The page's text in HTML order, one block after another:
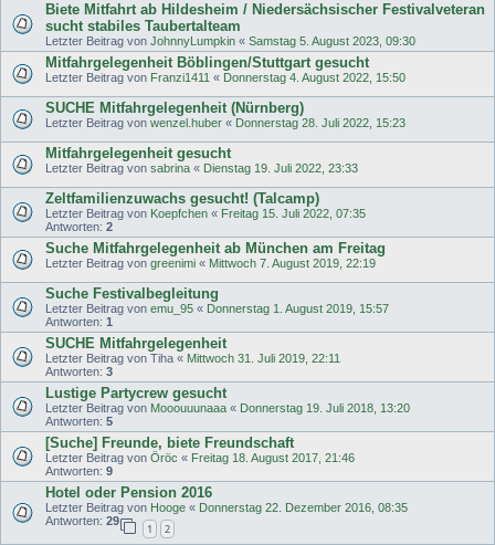
Biete Mitfahrt ab Hildesheim / Niedersächsischer Festivalveteran
sucht stabiles Taubertalteam
Letzter Beitrag von JohnnyLumpkin « Samstag 5. August 2023, 09:30
Mitfahrgelegenheit Böblingen/Stuttgart gesucht
Letzter Beitrag von Franzi1411 « Donnerstag 4. August 2022, 15:50
SUCHE Mitfahrgelegenheit (Nürnberg)
Letzter Beitrag von wenzel.huber « Donnerstag 28. Juli 2022, 15:23
Mitfahrgelegenheit gesucht
Letzter Beitrag von sabrina « Dienstag 19. Juli 2022, 23:33
Zeltfamilienzuwachs gesucht! (Talcamp)
Letzter Beitrag von Koepfchen « Freitag 15. Juli 2022, 07:35
Antworten: 2
Suche Mitfahrgelegenheit ab München am Freitag
Letzter Beitrag von greenimi « Mittwoch 7. August 2019, 22:19
Suche Festivalbegleitung
Letzter Beitrag von emu_95 « Donnerstag 1. August 2019, 15:57
Antworten: 1
SUCHE Mitfahrgelegenheit
Letzter Beitrag von Tiha « Mittwoch 31. Juli 2019, 22:11
Antworten: 3
Lustige Partycrew gesucht
Letzter Beitrag von Mooouuunaaa « Donnerstag 19. Juli 2018, 13:20
Antworten: 5
[Suche] Freunde, biete Freundschaft
Letzter Beitrag von Öröc « Freitag 18. August 2017, 21:46
Antworten: 9
Hotel oder Pension 2016
Letzter Beitrag von Hooge « Donnerstag 22. Dezember 2016, 08:35
Antworten: 29
1 2